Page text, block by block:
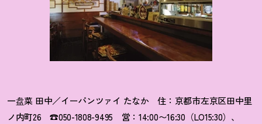
一盘菜 田中／イーパンツァイ たなか 住： 京都市左京区田中里
ノ内町26 ☎050-1808-9495 営：14:00〜16:30（LO15:30）、